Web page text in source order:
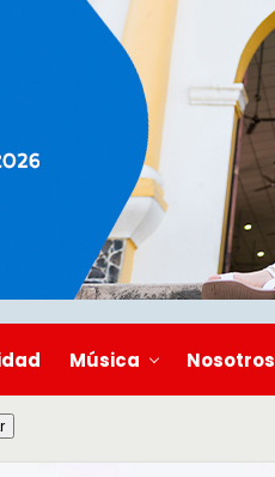
Música Nosotros